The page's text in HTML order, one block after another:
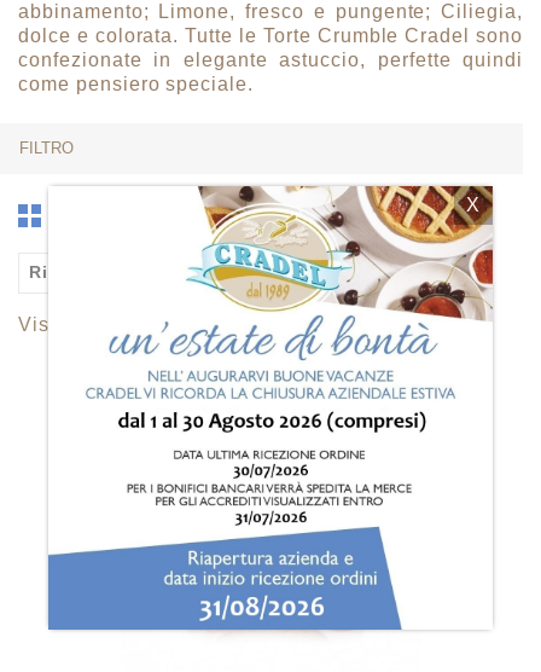
X
abbinamento; Limone, fresco e pungente; Ciliegia,
dolce e colorata. Tutte le Torte Crumble Cradel sono
confezionate in elegante astuccio, perfette quindi
come pensiero speciale.
FILTRO
Rilevanza 
Visualizzati 1-5 su 5 articoli
